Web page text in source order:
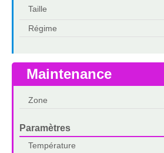
Taille
Régime
Maintenance
Zone
Paramètres
Température